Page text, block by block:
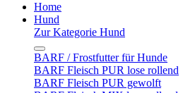
Home
Hund
Zur Kategorie Hund
BARF / Frostfutter für Hunde
BARF Fleisch PUR lose rollend
BARF Fleisch PUR gewolft